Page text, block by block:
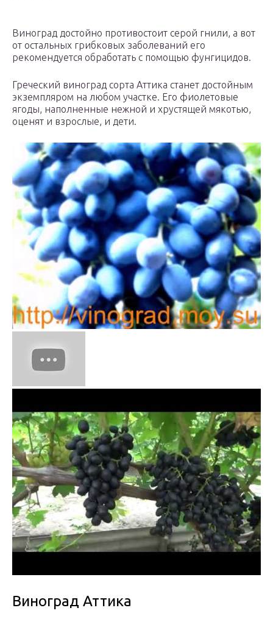
Виноград достойно противостоит серой гнили, а вот
от остальных грибковых заболеваний его
рекомендуется обработать с помощью фунгицидов.
Греческий виноград сорта Аттика станет достойным
экземпляром на любом участке. Его фиолетовые
ягоды, наполненные нежной и хрустящей мякотью,
оценят и взрослые, и дети.
Виноград Аттика